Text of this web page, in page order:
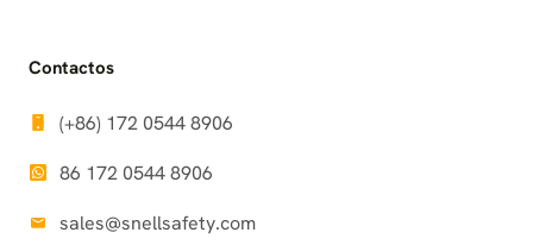
Contactos
(+86) 172 0544 8906
86 172 0544 8906
sales@snellsafety.com